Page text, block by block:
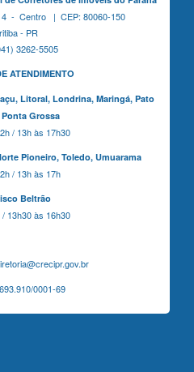
- Centro | CEP: 80060-150
- PR
3262-5505
ATENDIMENTO
Litoral, Londrina, Maringá, Pato
Ponta Grossa
/ 13h às 17h30
Pioneiro, Toledo, Umuarama
/ 13h às 17h
Beltrão
13h30 às 16h30
0001-69